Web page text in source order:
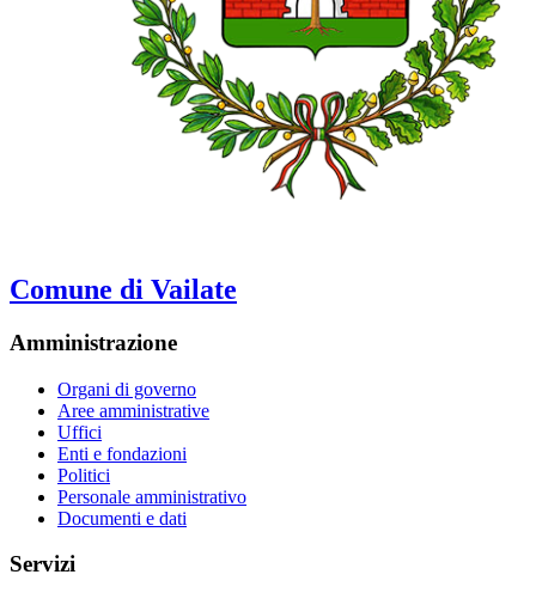
Comune di Vailate
Amministrazione
Organi di governo
Aree amministrative
Uffici
Enti e fondazioni
Politici
Personale amministrativo
Documenti e dati
Servizi